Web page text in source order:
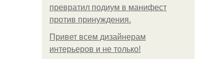
превратил подиум в манифест
против принуждения.
Привет всем дизайнерам
интерьеров и не только!